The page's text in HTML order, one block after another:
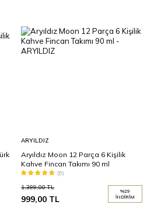
ARYILDIZ
Aryıldız Moon 12 Parça 6 Kişilik
Kahve Fincan Takımı 90 ml
(9)
1.399,00TL
999,00 TL
%29
İNDIRIM